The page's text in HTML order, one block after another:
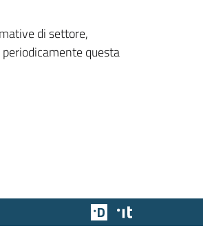
di settore,
questa
Team Digitale